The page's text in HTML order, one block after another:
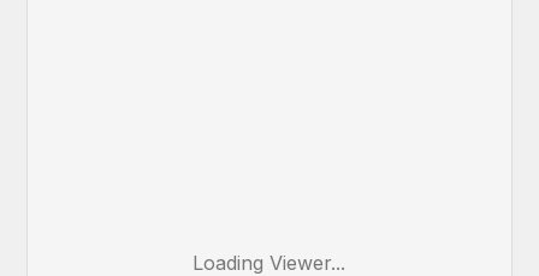
Loading Viewer...